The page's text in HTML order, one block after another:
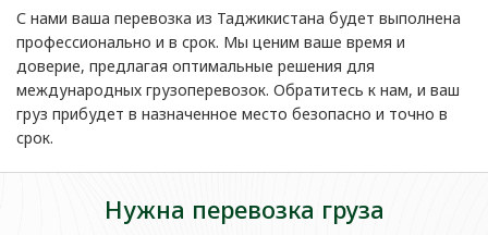
С нами ваша перевозка из Таджикистана будет выполнена
профессионально и в срок. Мы ценим ваше время и
доверие, предлагая оптимальные решения для
международных грузоперевозок. Обратитесь к нам, и ваш
груз прибудет в назначенное место безопасно и точно в
срок.
Нужна перевозка груза